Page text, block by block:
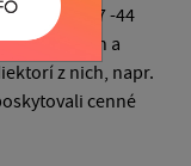
1927 -44
Jozef, Jan a
z nich, napr.
cenné